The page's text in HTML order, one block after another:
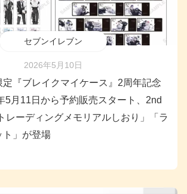
セブンイレブン
2026年5月10日
定『ブレイクマイケース』2周年記念
5月11日から予約販売スタート、2nd
レーディングメモリアルしおり」「ラ
ト」が登場